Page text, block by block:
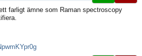
farligt ämne som Raman spectroscopy